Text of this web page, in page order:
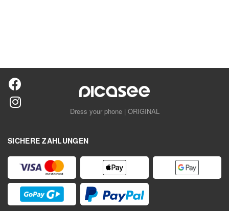
Dress your phone | ORIGINAL
SICHERE ZAHLUNGEN